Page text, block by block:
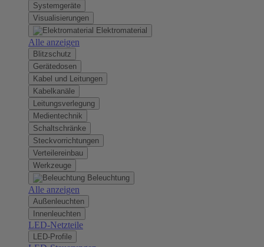
Systemgeräte
Visualisierungen
Elektromaterial
Alle anzeigen
Blitzschutz
Gerätedosen
Kabel und Leitungen
Kabelkanäle
Leitungsverlegung
Medientechnik
Schaltschränke
Steckvorrichtungen
Verteilereinbau
Werkzeuge
Beleuchtung
Alle anzeigen
Außenleuchten
Innenleuchten
LED-Netzteile
LED-Profile